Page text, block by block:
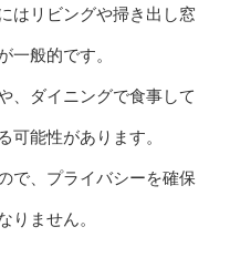
はリビングや掃き出し窓
一般的です。
、ダイニングで食事して
可能性があります。
で、プライバシーを確保
りません。